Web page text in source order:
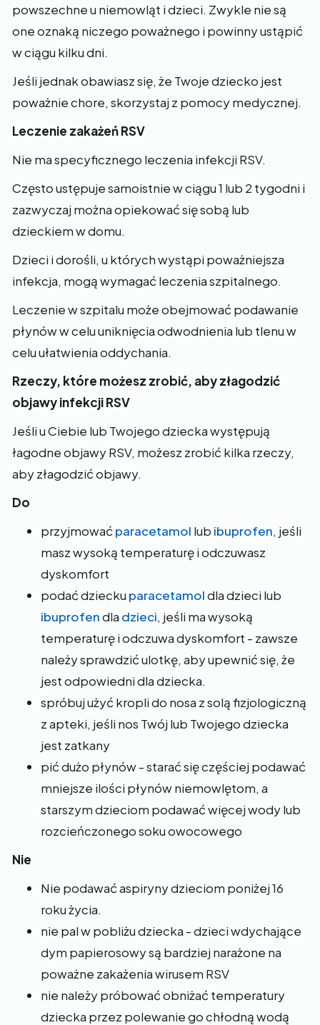
powszechne u niemowląt i dzieci. Zwykle nie są
one oznaką niczego poważnego i powinny ustąpić
w ciągu kilku dni.
Jeśli jednak obawiasz się, że Twoje dziecko jest
poważnie chore, skorzystaj z pomocy medycznej.
Leczenie zakażeń RSV
Nie ma specyficznego leczenia infekcji RSV.
Często ustępuje samoistnie w ciągu 1 lub 2 tygodni i
zazwyczaj można opiekować się sobą lub
dzieckiem w domu.
Dzieci i dorośli, u których wystąpi poważniejsza
infekcja, mogą wymagać leczenia szpitalnego.
Leczenie w szpitalu może obejmować podawanie
płynów w celu uniknięcia odwodnienia lub tlenu w
celu ułatwienia oddychania.
Rzeczy, które możesz zrobić, aby złagodzić
objawy infekcji RSV
Jeśli u Ciebie lub Twojego dziecka występują
łagodne objawy RSV, możesz zrobić kilka rzeczy,
aby złagodzić objawy.
Do
przyjmować paracetamol lub ibuprofen, jeśli
masz wysoką temperaturę i odczuwasz
dyskomfort
podać dziecku paracetamoldla dzieci lub
ibuprofendla dzieci, jeśli ma wysoką
temperaturę i odczuwa dyskomfort - zawsze
należy sprawdzić ulotkę, aby upewnić się, że
jest odpowiedni dla dziecka.
spróbuj użyć kropli do nosa z solą fizjologiczną
z apteki, jeśli nos Twój lub Twojego dziecka
jest zatkany
pić dużo płynów - starać się częściej podawać
mniejsze ilości płynów niemowlętom, a
starszym dzieciom podawać więcej wody lub
rozcieńczonego soku owocowego
Nie
Nie podawać aspiryny dzieciom poniżej 16
roku życia.
nie pal w pobliżu dziecka - dzieci wdychające
dym papierosowy są bardziej narażone na
poważne zakażenia wirusem RSV
nie należy próbować obniżać temperatury
dziecka przez polewanie go chłodną wodą